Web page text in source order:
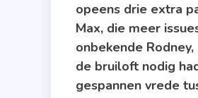
opeens drie extra
Max, die meer
onbekende
de bruiloft nodig
gespannen vrede